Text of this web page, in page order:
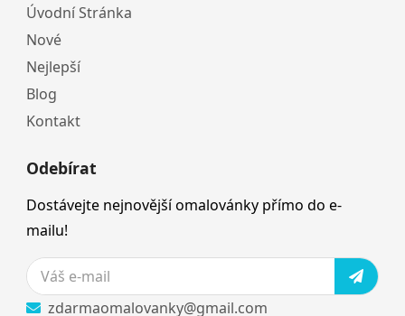
Úvodní Stránka
Nové
Nejlepší
Blog
Kontakt
Odebírat
Dostávejte nejnovější omalovánky přímo do e-
mailu!
zdarmaomalovanky@gmail.com